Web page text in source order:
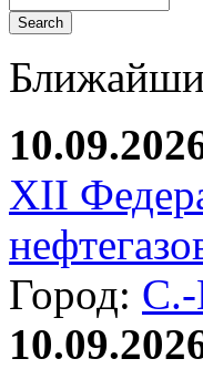
XII
Город: С.-